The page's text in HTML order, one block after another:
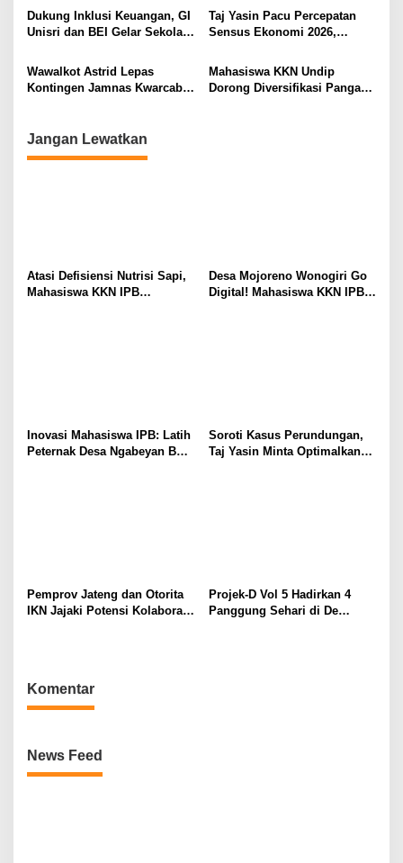
Feast Siap Guncang Solo
Malaysia
Dukung Inklusi Keuangan, GI
Unisri dan BEI Gelar Sekolah
Brojol Sragen
Taj Yasin Pacu Percepatan
Sensus Ekonomi 2026,
Persen Tapi Kelompok Usaha
Besar Baru 40 Persen
Wawalkot Astrid Lepas
Kontingen Jamnas Kwarcab
Mahasiswa KKN Undip
Dorong Diversifikasi Pangan
Jangan Lewatkan
Atasi Defisiensi Nutrisi Sapi,
Mahasiswa KKN IPB
Desa Mojoreno Wonogiri Go
Digital! Mahasiswa KKN IPB
Inovasi Mahasiswa IPB: Latih
Peternak Desa Ngabeyan Buat
Soroti Kasus Perundungan,
Taj Yasin Minta Optimalkan
Pemprov Jateng dan Otorita
IKN Jajaki Potensi Kolaborasi
Projek-D Vol 5 Hadirkan 4
Panggung Sehari di De
Komentar
News Feed